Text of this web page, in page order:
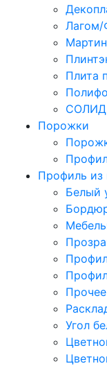
Лагом/
Плита
СОЛИД
Порожки
Профиль из
Белый
Прочее
Угол